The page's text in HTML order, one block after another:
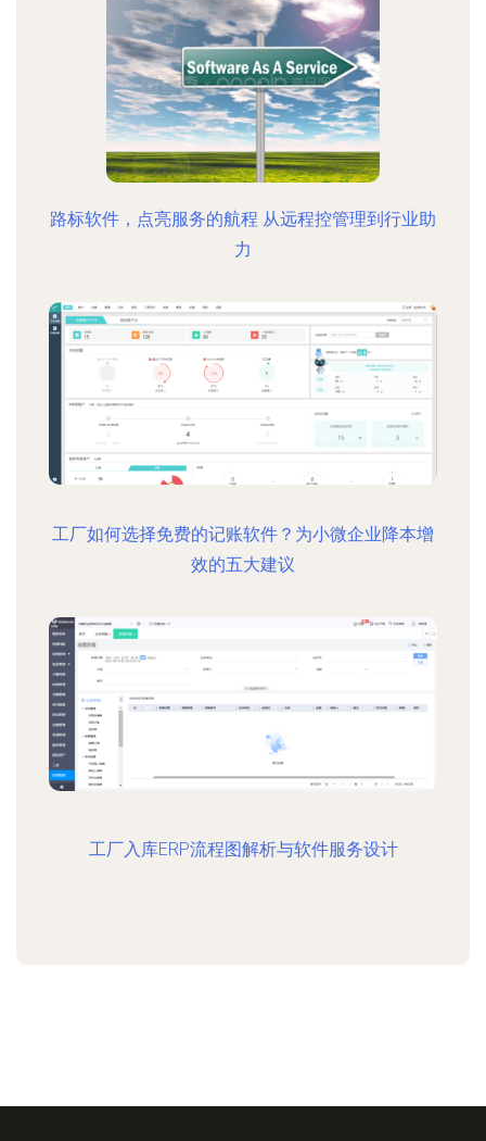
路标软件，点亮服务的航程 从远程控管理到行业助
力
工厂如何选择免费的记账软件？为小微企业降本增
效的五大建议
工厂入库ERP流程图解析与软件服务设计